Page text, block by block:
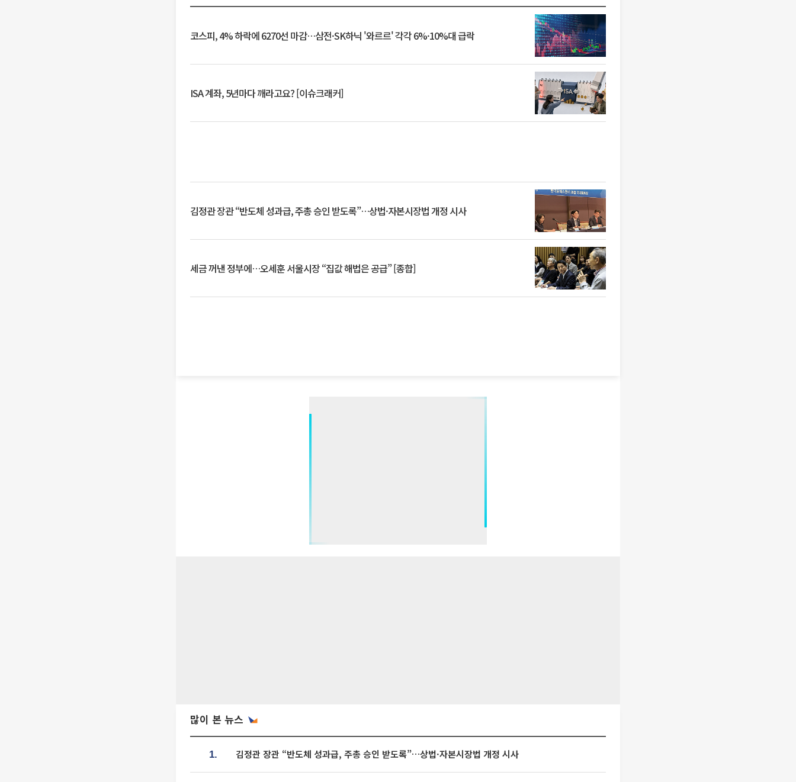
코스피, 4% 하락에 6270선 마감…삼전·SK하닉 '와르르' 각각 6%·10%대 급락
ISA 계좌, 5년마다 깨라고요? [이슈크래커]
김정관 장관 “반도체 성과급, 주총 승인 받도록”…상법·자본시장법 개정 시사
세금 꺼낸 정부에…오세훈 서울시장 “집값 해법은 공급” [종합]
많이 본 뉴스
1. 김정관 장관 “반도체 성과급, 주총 승인 받도록”…상법·자본시장법 개정 시사